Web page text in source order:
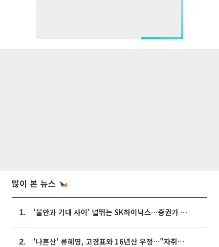
많이 본 뉴스
1. '불안과 기대 사이' 널뛰는 SK하이닉스…증권가 "HBM4·LTA 기반 펀터멘털 견고"
2. '나혼산' 류혜영, 고경표와 16년산 우정…"자취방서 부모님과 마주쳐"